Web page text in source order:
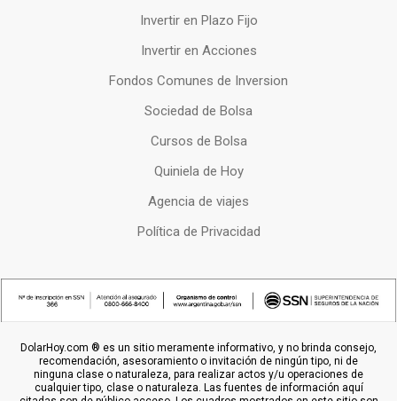
Invertir en Plazo Fijo
Invertir en Acciones
Fondos Comunes de Inversion
Sociedad de Bolsa
Cursos de Bolsa
Quiniela de Hoy
Agencia de viajes
Política de Privacidad
DolarHoy.com ® es un sitio meramente informativo, y no brinda consejo,
recomendación, asesoramiento o invitación de ningún tipo, ni de
ninguna clase o naturaleza, para realizar actos y/u operaciones de
cualquier tipo, clase o naturaleza. Las fuentes de información aquí